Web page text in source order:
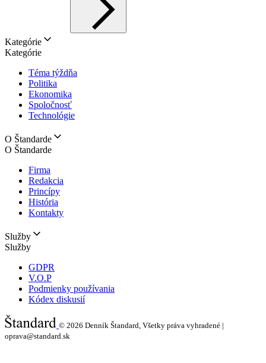
Kategórie
Kategórie
Téma týždňa
Politika
Ekonomika
Spoločnosť
Technológie
O Štandarde
O Štandarde
Firma
Redakcia
Princípy
História
Kontakty
Služby
Služby
GDPR
V.O.P
Podmienky používania
Kódex diskusií
© 2026 Denník Štandard, Všetky práva vyhradené |
oprava@standard.sk